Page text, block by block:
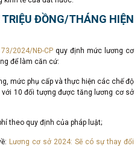
ĐỒNG/THÁNG HIỆN
2024/NĐ-CP quy định mức lương cơ
để làm căn cứ:
mức phụ cấp và thực hiện các chế độ
10 đối tượng được tăng lương cơ sở
theo quy định của pháp luật;
Lương cơ sở 2024: Sẽ có sự thay đổi